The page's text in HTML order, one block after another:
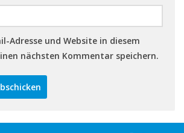
Adresse und Website in diesem
nächsten Kommentar speichern.